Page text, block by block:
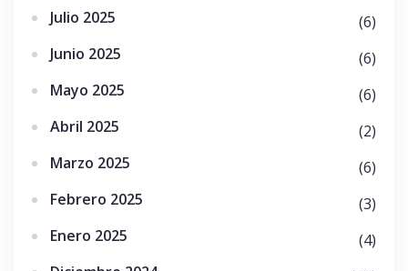
Julio 2025
(6)
Junio 2025
(6)
Mayo 2025
(6)
Abril 2025
(2)
Marzo 2025
(6)
Febrero 2025
(3)
Enero 2025
(4)